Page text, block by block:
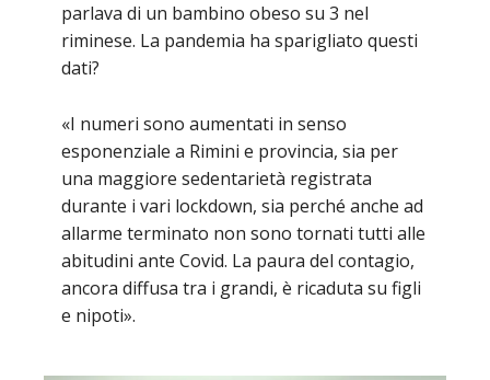
parlava di un bambino obeso su 3 nel
riminese. La pandemia ha sparigliato questi
dati?
«I numeri sono aumentati in senso
esponenziale a Rimini e provincia, sia per
una maggiore sedentarietà registrata
durante i vari lockdown, sia perché anche ad
allarme terminato non sono tornati tutti alle
abitudini ante Covid. La paura del contagio,
ancora diffusa tra i grandi, è ricaduta su figli
e nipoti».